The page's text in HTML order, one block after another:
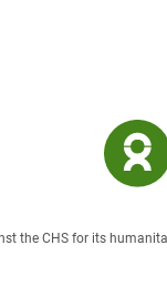
the CHS for its